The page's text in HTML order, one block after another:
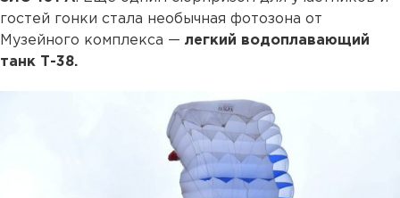
гостей гонки стала необычная фотозона от
Музейного комплекса — легкий водоплавающий
танк Т-38.